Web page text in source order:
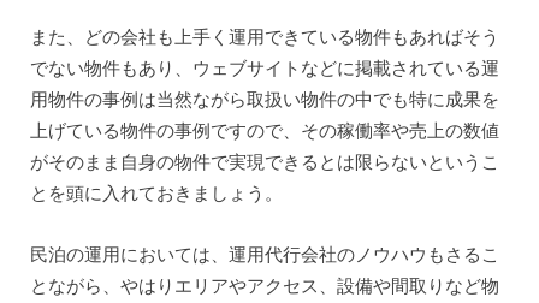
また、どの会社も上手く運用できている物件もあればそう
でない物件もあり、ウェブサイトなどに掲載されている運
用物件の事例は当然ながら取扱い物件の中でも特に成果を
上げている物件の事例ですので、その稼働率や売上の数値
がそのまま自身の物件で実現できるとは限らないというこ
とを頭に入れておきましょう。
民泊の運用においては、運用代行会社のノウハウもさるこ
とながら、やはりエリアやアクセス、設備や間取りなど物